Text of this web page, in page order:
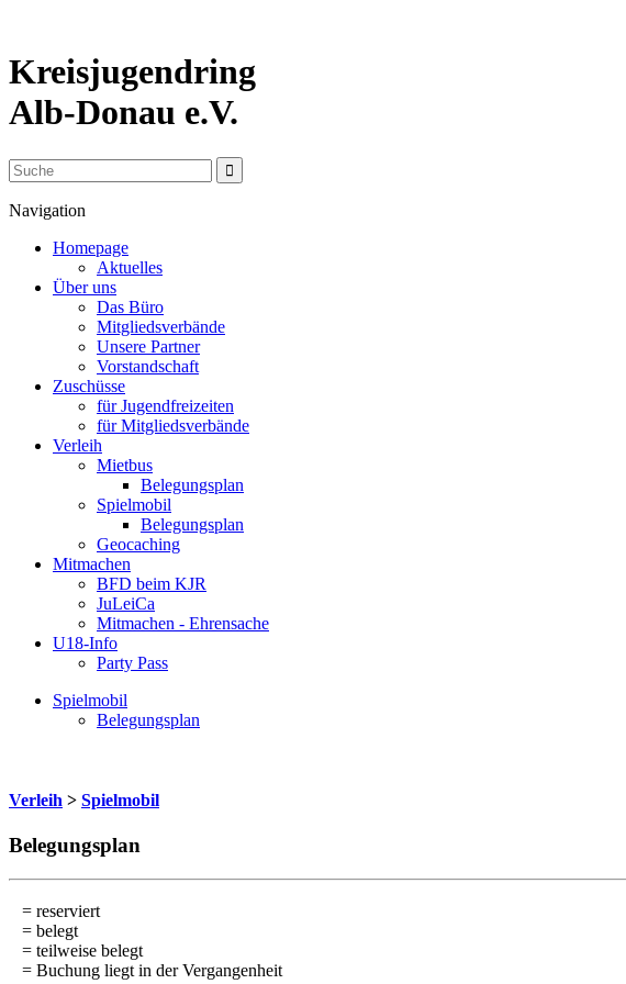
Kreisjugendring
Alb-Donau e.V.
Navigation
Homepage
Aktuelles
Über uns
Das Büro
Mitgliedsverbände
Unsere Partner
Vorstandschaft
Zuschüsse
für Jugendfreizeiten
für Mitgliedsverbände
Verleih
Mietbus
Belegungsplan
Spielmobil
Belegungsplan
Geocaching
Mitmachen
BFD beim KJR
JuLeiCa
Mitmachen - Ehrensache
U18-Info
Party Pass
Spielmobil
Belegungsplan
Verleih > Spielmobil
Belegungsplan
= reserviert
= belegt
= teilweise belegt
= Buchung liegt in der Vergangenheit